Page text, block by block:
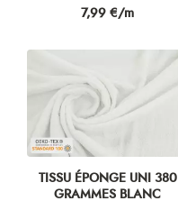
Prix
7,99 €/m
TISSU ÉPONGE UNI 380
GRAMMES BLANC